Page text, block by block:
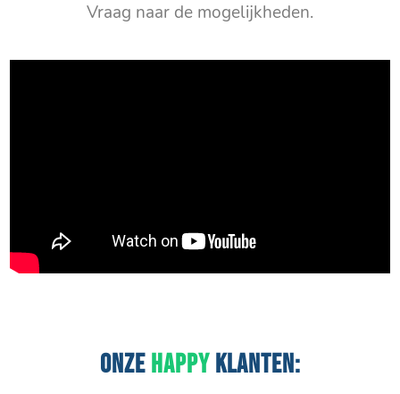
Vraag naar de mogelijkheden.
ONZEHAPPYKLANTEN: